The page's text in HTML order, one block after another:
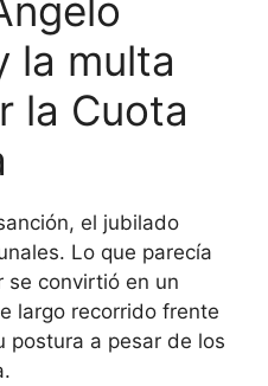
la multa
la Cuota
el jubilado
Lo que parecía
se convirtió en un
largo recorrido frente
postura a pesar de los